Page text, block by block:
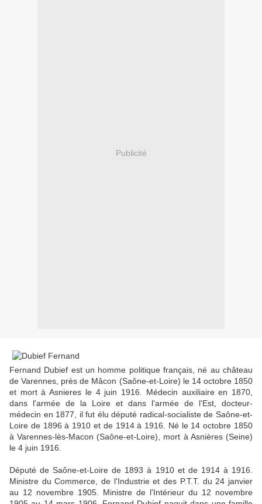
Publicité
Fernand Dubief est un homme politique français, né au château
de Varennes, près de Mâcon (Saône-et-Loire) le 14 octobre 1850
et mort à Asnieres le 4 juin 1916. Médecin auxiliaire en 1870,
dans l'armée de la Loire et dans l'armée de l'Est, docteur-
médecin en 1877, il fut élu député radical-socialiste de Saône-et-
Loire de 1896 à 1910 et de 1914 à 1916. Né le 14 octobre 1850
à Varennes-lès-Macon (Saône-et-Loire), mort à Asnières (Seine)
le 4 juin 1916.
Député de Saône-et-Loire de 1893 à 1910 et de 1914 à 1916.
Ministre du Commerce, de l'Industrie et des P.T.T. du 24 janvier
au 12 novembre 1905. Ministre de l'Intérieur du 12 novembre